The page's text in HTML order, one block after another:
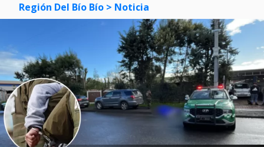
Región Del Bío Bío > Noticia